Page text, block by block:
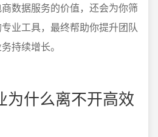
数据服务的价值，还会为你筛
业工具，最终帮助你提升团队
持续增长。
为什么离不开高效